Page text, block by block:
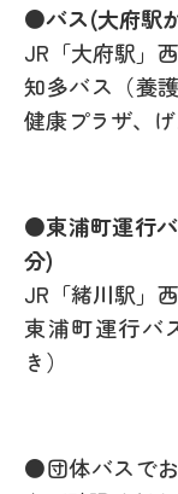
●バス(大府駅
JR「大府駅」
知多バス（養
健康プラザ、げ
●東浦町運行
分)
JR「緒川駅」
東浦町運行バ
き）
●団体バスで